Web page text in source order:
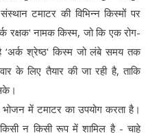
टमाटर की विभिन्न किस्मों पर
रक्षक' नामक किस्म, जो कि एक रोग-
‘अर्क श्रेष्ठ' किस्म जो लंबे समय तक
के लिए तैयार की जा रही है, ताकि
में टमाटर का उपयोग करता है।
किसी न किसी रूप में शामिल है - चाहे